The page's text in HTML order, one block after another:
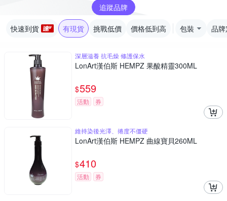
追蹤品牌
快速到貨 有現貨 挑戰低價 價格低到高 包裝 品
深層滋養 抗毛燥 修護保水
LonArt漢伯斯 HEMPZ 果酸精靈300ML
$559
活動 券
維持染後光澤、捲度不僵硬
LonArt漢伯斯 HEMPZ 曲線寶貝260ML
$410
活動 券